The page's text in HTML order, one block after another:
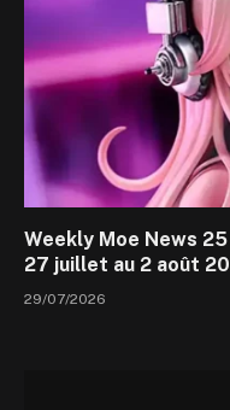
Weekly Moe News
27 juillet au 2 août
29/07/2026